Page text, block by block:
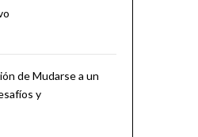
de Mudarse a un
y